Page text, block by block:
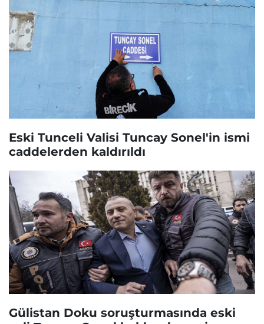
Eski Tunceli Valisi Tuncay Sonel'in ismi
caddelerden kaldırıldı
Gülistan Doku soruşturmasında eski